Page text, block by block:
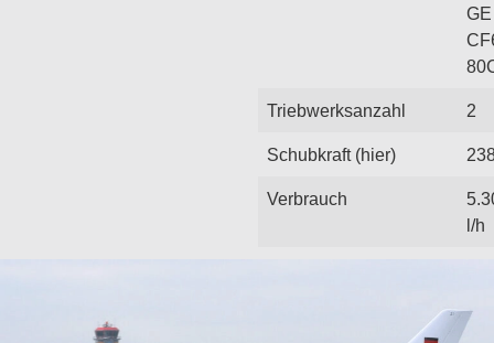
GE
Triebwerksanzahl 2
Schubkraft (hier)
Verbrauch
l/h